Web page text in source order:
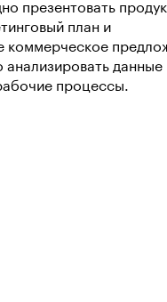
презентовать
план и
коммерческое
данные
процессы.